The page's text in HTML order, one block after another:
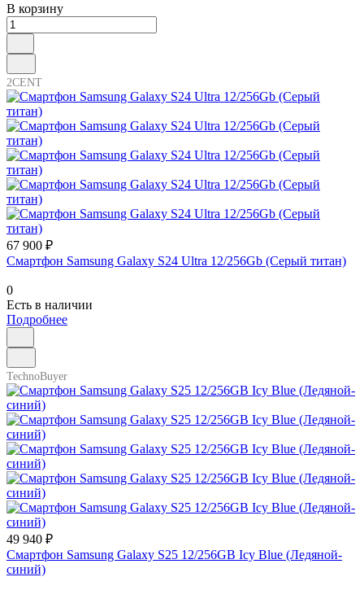
В корзину
2CENT
67 900 ₽
Смартфон Samsung Galaxy S24 Ultra 12/256Gb (Серый титан)
0
Есть в наличии
Подробнее
TechnoBuyer
49 940 ₽
Смартфон Samsung Galaxy S25 12/256GB Icy Blue (Ледяной-
cиний)